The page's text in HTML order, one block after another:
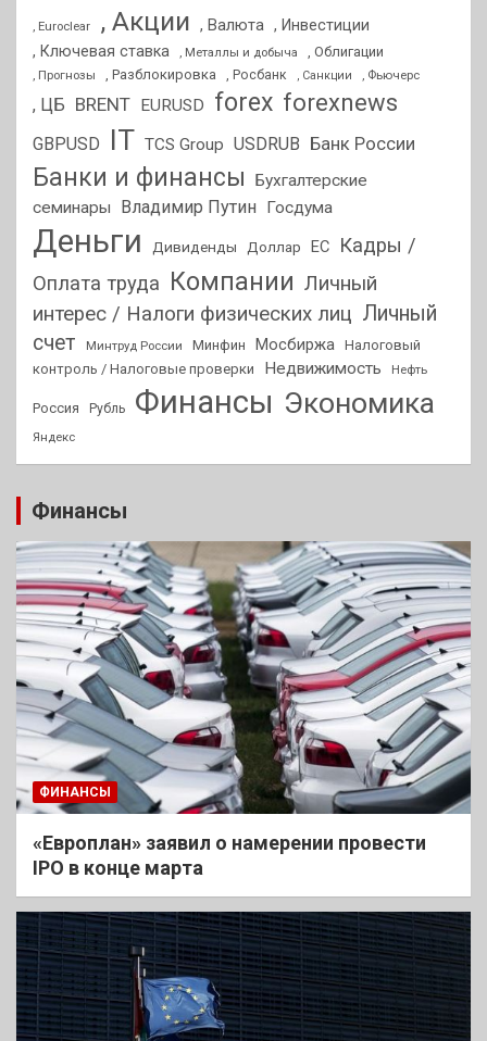
, Euroclear , Акции , Валюта , Инвестиции
, Ключевая ставка
, Металлы и добыча , Облигации
, Прогнозы , Разблокировка , Росбанк , Санкции , Фьючерс
, ЦБ BRENT EURUSD forex forexnews
GBPUSD IT TCS Group USDRUB Банк России
Банки и финансы
Бухгалтерские
семинары
Владимир Путин Госдума
Деньги Дивиденды Доллар ЕС
Кадры /
Оплата труда Компании Личный
интерес / Налоги физических лиц Личный
счет
Минтруд России Минфин Мосбиржа Налоговый
контроль / Налоговые проверки
Недвижимость Нефть
Россия Рубль Финансы Экономика
Яндекс
Финансы
ФИНАНСЫ
«Европлан» заявил о намерении провести
IPO в конце марта